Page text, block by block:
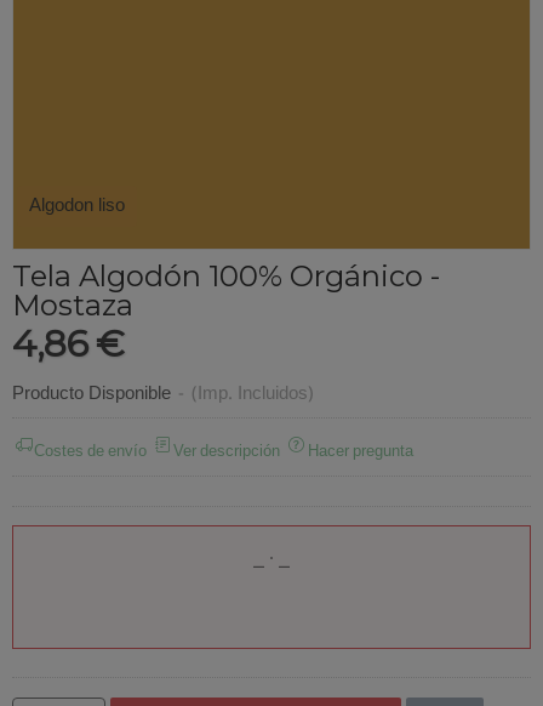
Algodon liso
Tela Algodón 100% Orgánico -
Mostaza
4,86 €
Producto Disponible - (Imp. Incluidos)
Costes de envío Ver descripción Hacer pregunta